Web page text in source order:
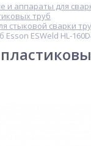
и аппараты для
труб
стыковой сварки
ESWeld HL-